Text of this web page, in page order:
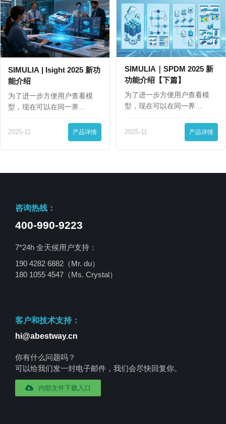
SIMULIA | Isight 2025 新功
能介绍
为了进一步方便用户查看模
型，现在可以在同一界…
2025-11 产品详情
SIMULIA｜SPDM 2025 新
功能介绍【下篇】
为了进一步方便用户查看模
型，现在可以在同一界…
2025-11 产品详情
咨询热线：
400-990-9223
7*24h 全天候用户支持：
190 4282 6882（Mr. du）
180 1055 4547 （Ms. Crystal）
客户和技术支持：
hi@abestway.cn
你有什么问题吗？
可以给我们发一封电子邮件，我们会尽快回复你。
内部文件下载入口